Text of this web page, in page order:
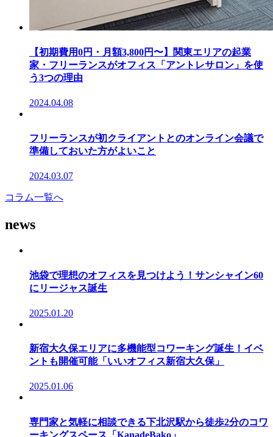
【初期費用0円・月額3,800円〜】関東エリアの起業
家・フリーランスがオフィス「アントレサロン」を使
う3つの理由
2024.04.08
フリーランスが初クライアントとのオンライン会議で
準備しておいた方がよいこと
2024.03.07
コラム一覧へ
news
池袋で理想のオフィスを見つけよう！サンシャイン60
にリージャス誕生
2025.01.20
新宿大久保エリアに多機能型コワーキング誕生！イベ
ントも開催可能「いいオフィス新宿大久保」
2025.01.06
専門家と気軽に相談できる下北沢駅から徒歩2分のコワ
ーキングスペース「KanadeBako」